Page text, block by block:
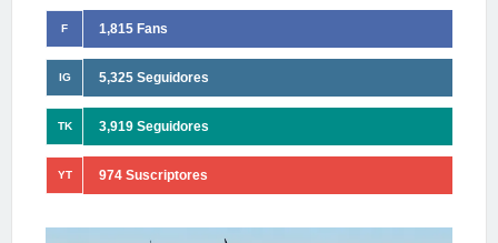
F 1,815 Fans
IG 5,325 Seguidores
TK 3,919 Seguidores
YT 974 Suscriptores